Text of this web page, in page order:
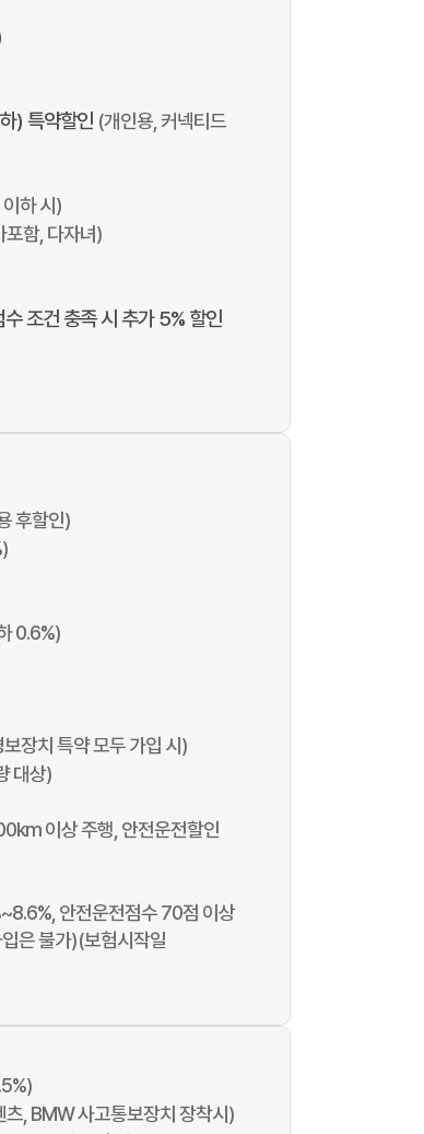
) 특약할인 (개인용, 커넥티드
하 시)
포함, 다자녀)
조건 충족 시 추가 5% 할인
후할인)
0.6%)
장치 특약 모두 가입 시)
대상)
이상 주행, 안전운전할인
안전운전점수 70점 이상
은 불가)(보험시작일
츠, BMW 사고통보장치 장착시)